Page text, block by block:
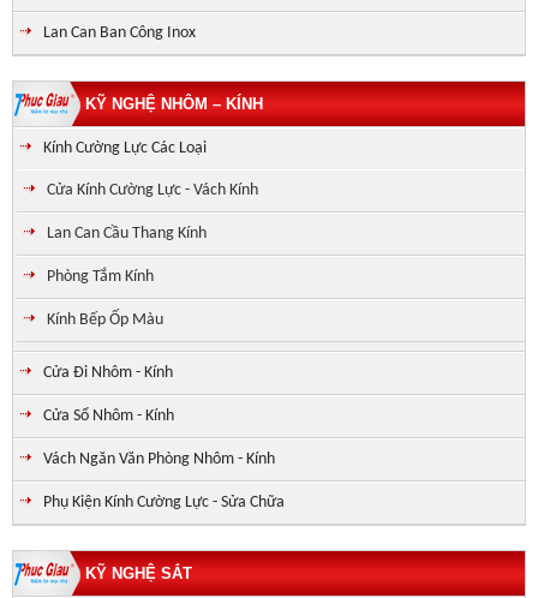
Lan Can Ban Công Inox
KỸ NGHỆ NHÔM – KÍNH
Kính Cường Lực Các Loại
Cửa Kính Cường Lực - Vách Kính
Lan Can Cầu Thang Kính
Phòng Tắm Kính
Kính Bếp Ốp Màu
Cửa Đi Nhôm - Kính
Cửa Sổ Nhôm - Kính
Vách Ngăn Văn Phòng Nhôm - Kính
Phụ Kiện Kính Cường Lực - Sửa Chữa
KỸ NGHỆ SẮT